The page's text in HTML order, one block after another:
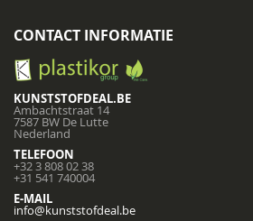
CONTACT INFORMATIE
KUNSTSTOFDEAL.BE
Ambachtstraat 14
7587 BW De Lutte
Nederland
TELEFOON
+32 3 808 02 38
+31 541 740004
E-MAIL
info@kunststofdeal.be